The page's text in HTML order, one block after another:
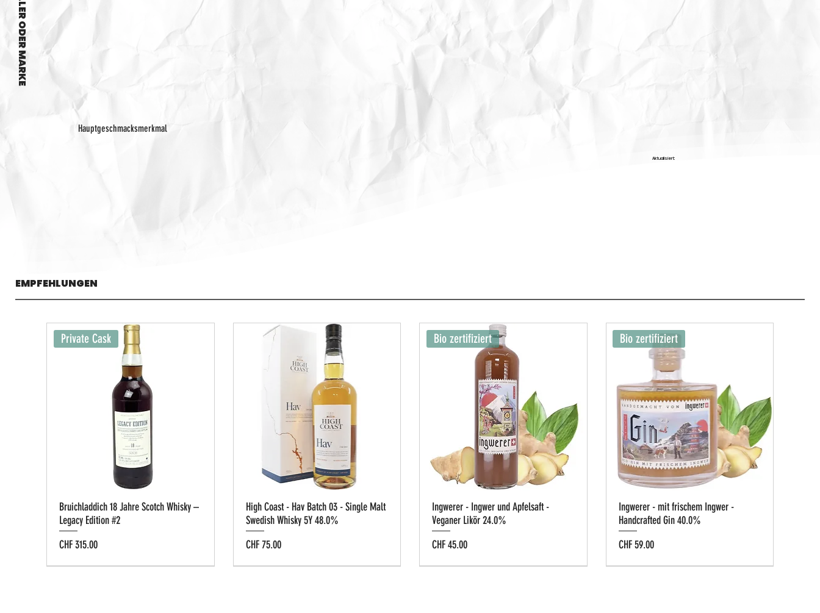
EMPFEHLUNGEN
Private Cask
Bruichladdich 18 Jahre Scotch Whisky –
Legacy Edition #2
Preis
CHF 315.00
High Coast - Hav Batch 03 - Single Malt
Swedish Whisky 5Y 48.0%
Preis
CHF 75.00
Bio zertifiziert
Ingwerer - Ingwer und Apfelsaft -
Veganer Likör 24.0%
Preis
CHF 45.00
Bio zertifiziert
Ingwerer - mit frischem Ingwer -
Handcrafted Gin 40.0%
Preis
CHF 59.00
Hauptgeschmacksmerkmal
Aktualisiert: